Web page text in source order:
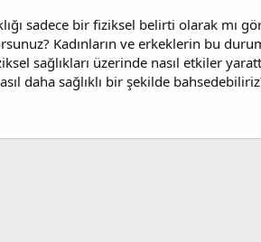
sadece bir fiziksel belirti olarak
Kadınların ve erkeklerin bu
sağlıkları üzerinde nasıl etkiler
daha sağlıklı bir şekilde